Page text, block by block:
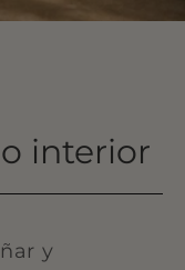
interior
y